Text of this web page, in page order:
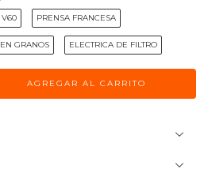
V60 PRENSA FRANCESA
EN GRANOS ELECTRICA DE FILTRO